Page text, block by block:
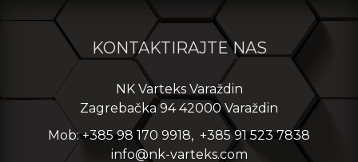
KONTAKTIRAJTE NAS
NK Varteks Varaždin
Zagrebačka 94 42000 Varaždin
Mob: +385 98 170 9918, +385 91 523 7838
info@nk-varteks.com